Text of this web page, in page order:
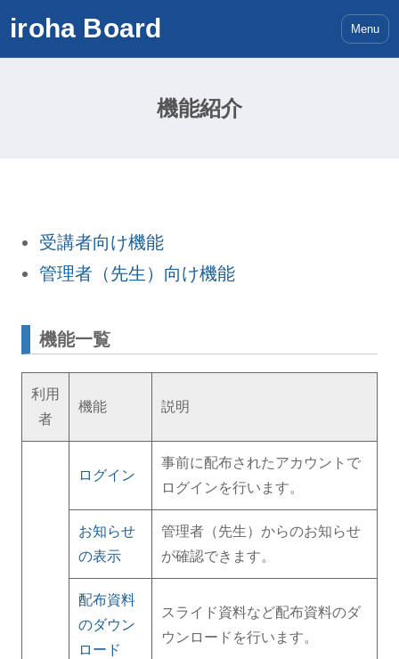
iroha Board Menu
機能紹介
受講者向け機能
管理者（先生）向け機能
機能一覧
利用
者
機能 説明
ログイン
事前に配布されたアカウントで
ログインを行います。
お知らせ
の表示
管理者（先生）からのお知らせ
が確認できます。
配布資料
のダウン
ロード
スライド資料など配布資料のダ
ウンロードを行います。